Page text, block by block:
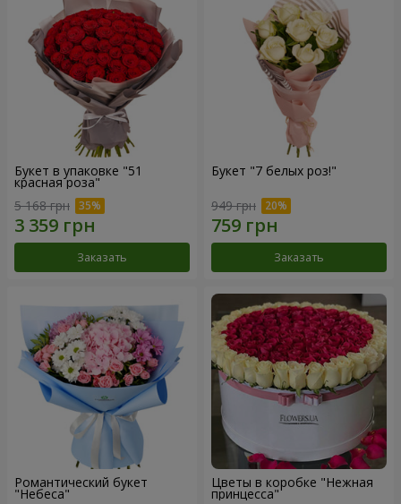
Букет в упаковке "51
красная роза"
5 168 грн
Заказать
Букет "7 белых роз!"
949 грн
Заказать
Романтический букет
"Небеса"
Цветы в коробке "Нежная
принцесса"